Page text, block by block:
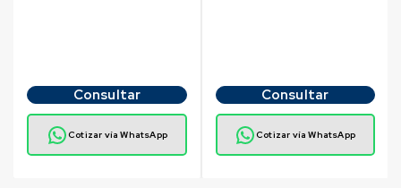
Consultar
Cotizar vía WhatsApp
Consultar
Cotizar vía WhatsApp